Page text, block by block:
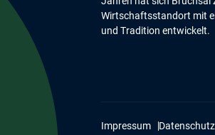
Wirtschaftsstandort mit
und Tradition entwickelt.
Impressum Datenschutz